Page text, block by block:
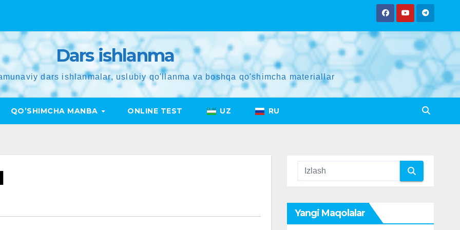
Dars ishlanma
dars ishlanmalar, uslubiy qo'llanma va boshqa qo'shimcha materiallar
QO’SHIMCHA MANBA ONLINE TEST UZ RU
Yangi Maqolalar